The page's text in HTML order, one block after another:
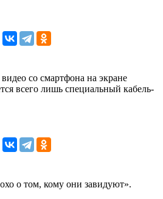
со смартфона на экране
всего лишь специальный кабель-
о том, кому они завидуют».